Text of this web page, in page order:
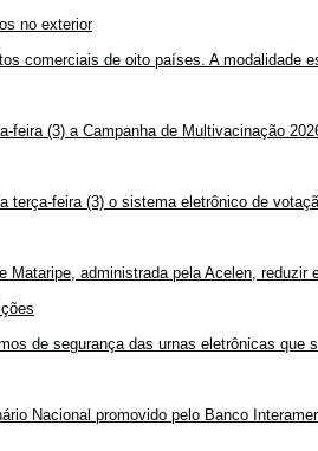
no exterior
comerciais de oito países. A modalidade
(3) a Campanha de Multivacinação
feira (3) o sistema eletrônico de
administrada pela Acelen,
de segurança das urnas eletrônicas que
Nacional promovido pelo Banco